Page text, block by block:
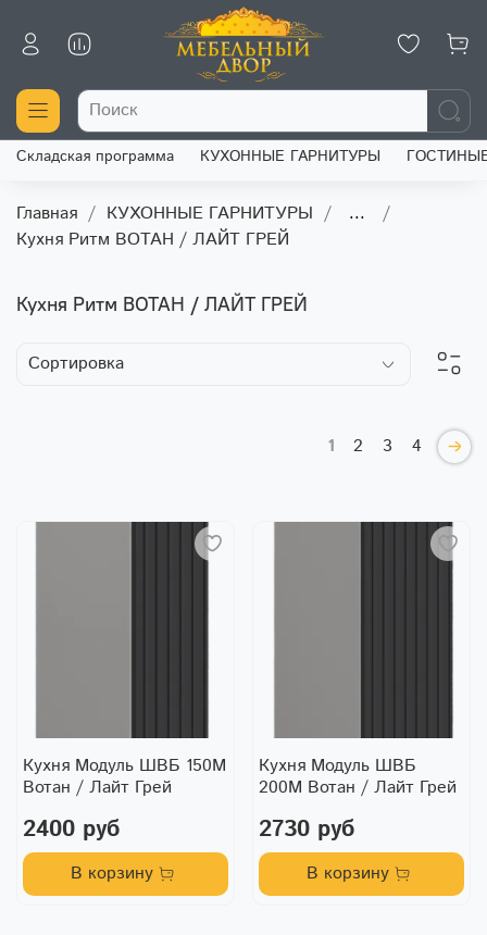
Складская программа КУХОННЫЕ ГАРНИТУРЫ
Главная КУХОННЫЕ ГАРНИТУРЫ
...
Кухня Ритм ВОТАН / ЛАЙТ ГРЕЙ
Кухня Ритм ВОТАН / ЛАЙТ ГРЕЙ
1 2 3 4
Кухня Модуль ШВБ 150М
Вотан / Лайт Грей
2400 руб
В корзину
Кухня Модуль ШВБ
200М Вотан / Лайт Грей
2730 руб
В корзину